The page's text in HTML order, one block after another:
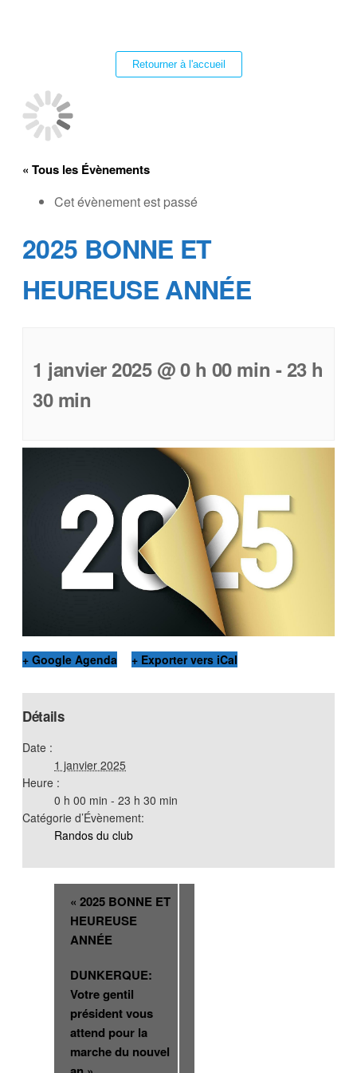
Retourner à l'accueil
« Tous les Évènements
Cet évènement est passé
2025 BONNE ET
HEUREUSE ANNÉE
1 janvier 2025 @ 0 h 00 min - 23 h
30 min
+ Google Agenda + Exporter vers iCal
Détails
Date :
1 janvier 2025
Heure :
0 h 00 min - 23 h 30 min
Catégorie d’Évènement:
Randos du club
« 2025 BONNE ET
HEUREUSE
ANNÉE
DUNKERQUE:
Votre gentil
président vous
attend pour la
marche du nouvel